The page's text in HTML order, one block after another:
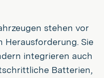
stehen vor
Herausforderung. Sie
integrieren auch
Batterien,